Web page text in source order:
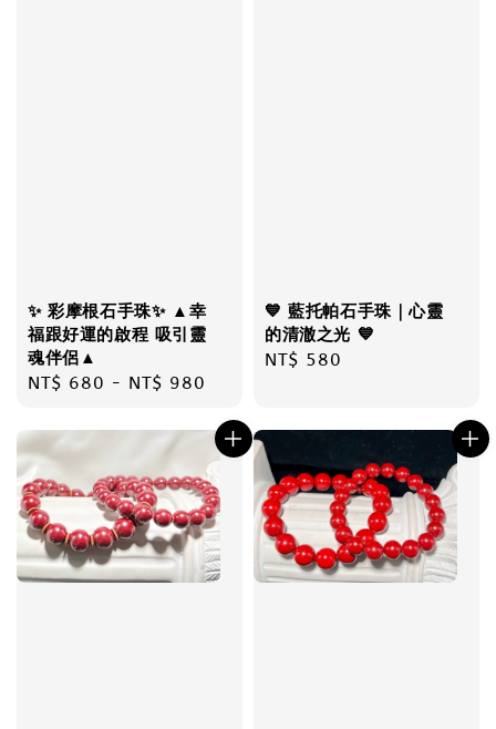
✨ 彩摩根石手珠✨ ▲幸
福跟好運的啟程 吸引靈
魂伴侶▲
Regular
NT$ 680 - NT$ 980
💙 藍托帕石手珠｜心靈
的清澈之光 💙
Regular
NT$ 580